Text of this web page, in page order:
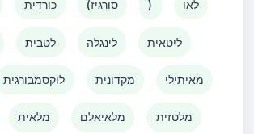
כורדית (סורגיז ) לאו
לטבית לינגלה ליטאית
לוקסמבורגית מקדונית מאיתילי
מלאית מלאיאלם מלטזית